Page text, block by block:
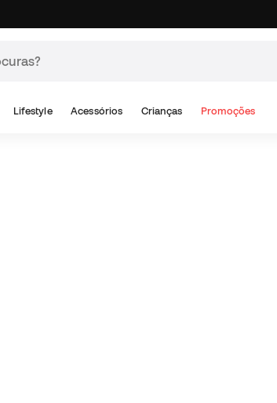
Lifestyle Acessórios Crianças Promoções